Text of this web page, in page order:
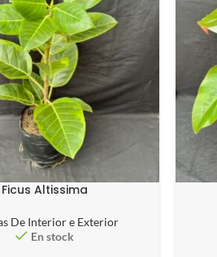
Ficus Altissima
De Interior e Exterior
En stock